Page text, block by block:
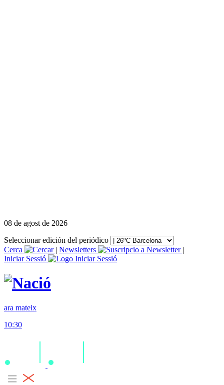
08 de agost de 2026
Seleccionar edición del periódico
Cerca
| Newsletters
|
Iniciar Sessió
ara mateix
10:30